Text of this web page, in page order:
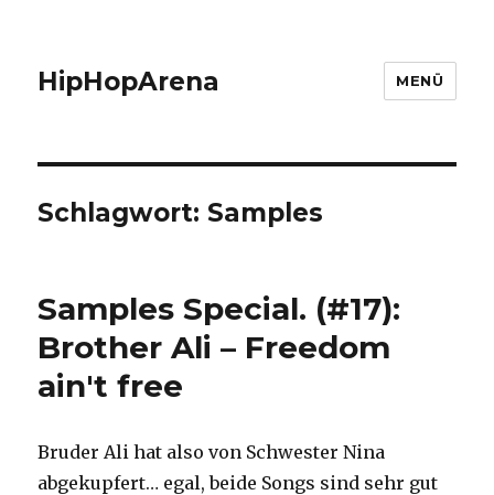
HipHopArena MENÜ
Schlagwort: Samples
Samples Special. (#17):
Brother Ali – Freedom
ain't free
Bruder Ali hat also von Schwester Nina
abgekupfert… egal, beide Songs sind sehr gut